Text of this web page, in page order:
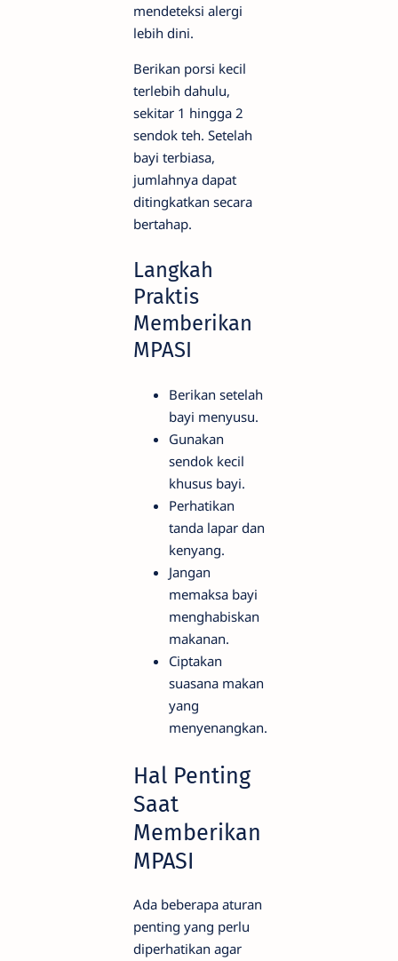
mendeteksi alergi
lebih dini.
Berikan porsi kecil
terlebih dahulu,
sekitar 1 hingga 2
sendok teh. Setelah
bayi terbiasa,
jumlahnya dapat
ditingkatkan secara
bertahap.
Langkah
Praktis
Memberikan
MPASI
Berikan setelah
bayi menyusu.
Gunakan
sendok kecil
khusus bayi.
Perhatikan
tanda lapar dan
kenyang.
Jangan
memaksa bayi
menghabiskan
makanan.
Ciptakan
suasana makan
yang
menyenangkan.
Hal Penting
Saat
Memberikan
MPASI
Ada beberapa aturan
penting yang perlu
diperhatikan agar